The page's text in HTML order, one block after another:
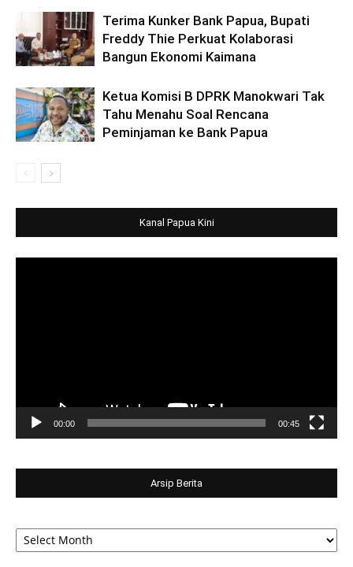
Terima Kunker Bank Papua, Bupati
Freddy Thie Perkuat Kolaborasi
Bangun Ekonomi Kaimana
Ketua Komisi B DPRK Manokwari Tak
Tahu Menahu Soal Rencana
Peminjaman ke Bank Papua
Kanal Papua Kini
00:00 00:45
Arsip Berita
Arsip
Berita